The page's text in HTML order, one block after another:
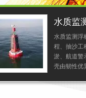
水质监
水质监测浮
程、抽沙工
淤、航道警
壳由韧性优